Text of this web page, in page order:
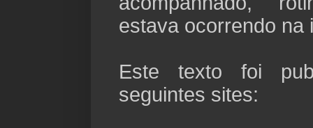
estava ocorrendo na
Este texto foi
seguintes sites: